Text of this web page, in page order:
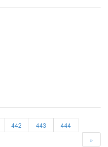
442 443
444
»